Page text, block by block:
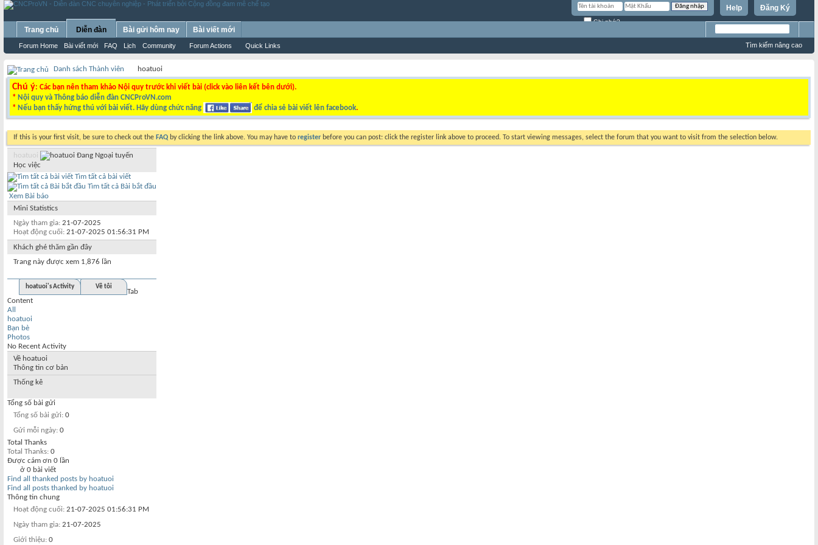
Đăng Ký
Help
Ghi nhớ?
Trang chủ Diễn đàn
Forum Home Bài viết mới FAQ Lịch Community Forum Actions Quick Links
Bài gửi hôm nay Bài viết mới
Tìm kiếm nâng cao
Danh sách Thành viên hoatuoi
Chú ý: Các bạn nên tham khảo Nội quy trước khi viết bài (click vào liên kết bên dưới).
* Nội quy và Thông báo diễn đàn CNCProVN.com
* Nếu bạn thấy hứng thú với bài viết. Hãy dùng chức năng để chia sẻ bài viết lên facebook.
If this is your first visit, be sure to check out the FAQ by clicking the link above. You may have to register before you can post: click the register link above to proceed. To start viewing messages, select the forum that you want to visit from the selection below.
hoatuoi
Học việc
Tìm tất cả bài viết
Tìm tất cả Bài bắt đầu
Xem Bài báo
Mini Statistics
Ngày tham gia 21-07-2025
Hoạt động cuối 21-07-2025 01:56:31 PM
Khách ghé thăm gần đây
Trang này được xem 1,876 lần
hoatuoi's Activity Về tôi
Tab
Content
All
hoatuoi
Bạn bè
Photos
No Recent Activity
Về hoatuoi
Thông tin cơ bản
Thống kê
Tổng số bài gửi
Tổng số bài gửi 0
Gửi mỗi ngày 0
Total Thanks
Total Thanks 0
Được cám ơn 0 lần
ở 0 bài viết
Find all thanked posts by hoatuoi
Find all posts thanked by hoatuoi
Thông tin chung
Hoạt động cuối 21-07-2025 01:56:31 PM
Ngày tham gia 21-07-2025
Giới thiệu 0